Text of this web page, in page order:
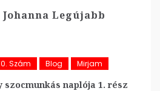
Legújabb
Szám Blog Mirjam
szocmunkás naplója 1. rész